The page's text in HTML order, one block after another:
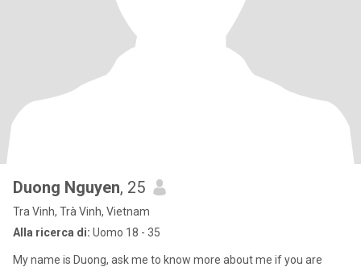
Duong Nguyen, 25
Tra Vinh, Trà Vinh, Vietnam
Alla ricerca di: Uomo 18 - 35
My name is Duong, ask me to know more about me if you are